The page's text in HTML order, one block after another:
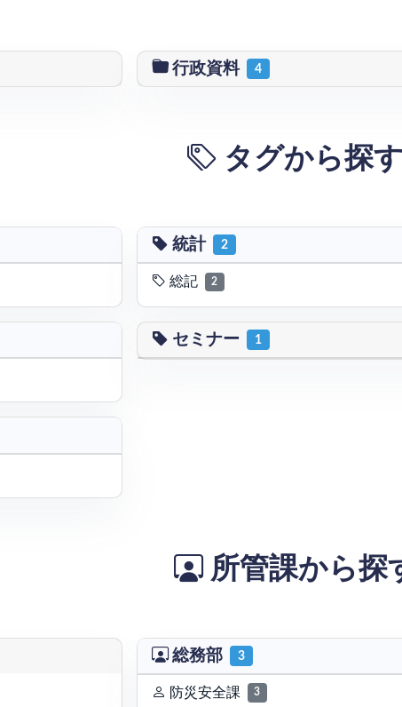
行政資料 4
タグから探す
統計 2
総記 2
セミナー 1
所管課から探
総務部 3
防災安全課 3